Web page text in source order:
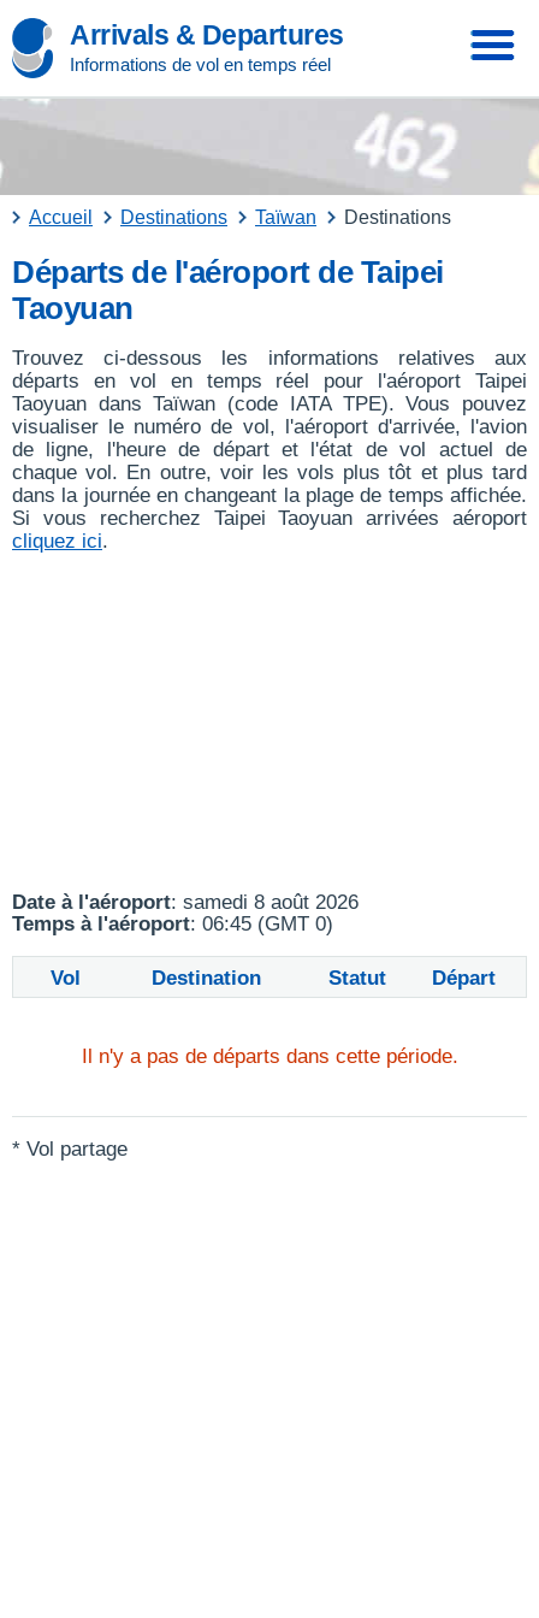
Arrivals & Departures
Informations de vol en temps réel
Accueil Destinations Taïwan Destinations
Départs de l'aéroport de Taipei
Taoyuan
Trouvez ci-dessous les informations relatives aux
départs en vol en temps réel pour l'aéroport Taipei
Taoyuan dans Taïwan (code IATA TPE). Vous pouvez
visualiser le numéro de vol, l'aéroport d'arrivée, l'avion
de ligne, l'heure de départ et l'état de vol actuel de
chaque vol. En outre, voir les vols plus tôt et plus tard
dans la journée en changeant la plage de temps affichée.
Si vous recherchez Taipei Taoyuan arrivées aéroport
cliquez ici.
Date à l'aéroport: samedi 8 août 2026
Temps à l'aéroport: 06:45 (GMT 0)
Vol Destination Statut Départ
Il n'y a pas de départs dans cette période.
* Vol partage